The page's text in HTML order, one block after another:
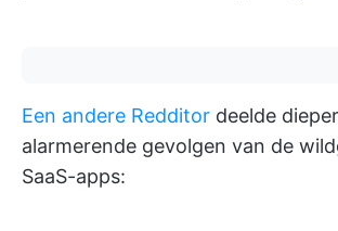
Een andere Redditor deelde
alarmerende gevolgen van de
SaaS-apps: